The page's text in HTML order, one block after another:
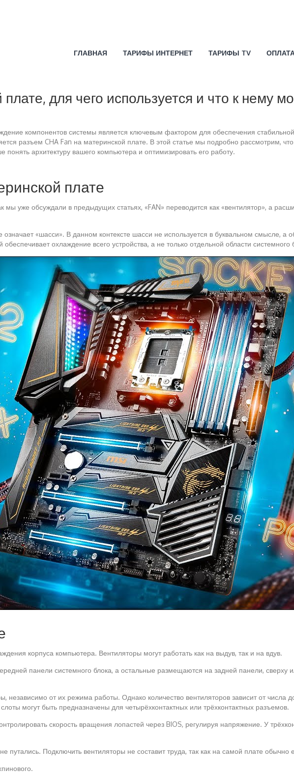
ГЛАВНАЯ ТАРИФЫ ИНТЕРНЕТ ТАРИФЫ TV
для чего используется и что к нему
компонентов системы является ключевым фактором для обеспечения
разъем CHA Fan на материнской плате. В этой статье мы подробно рассмотрим, что
архитектуру вашего компьютера и оптимизировать его работу.
плате
мы уже обсуждали в предыдущих статьях, «FAN» переводится как «вентилятор», а
«шасси». В данном контексте шасси не используется в буквальном смысле, а
охлаждение всего устройства, а не только отдельной области системного
корпуса компьютера. Вентиляторы могут работать как на выдув, так и на вдув.
панели системного блока, а остальные размещаются на задней панели, сверху
от их режима работы. Однако количество вентиляторов зависит от числа
могут быть предназначены для четырёхконтактных или трёхконтактных разъемов.
скорость вращения лопастей через BIOS, регулируя напряжение. У
путались. Подключить вентиляторы не составит труда, так как на самой плате обычно